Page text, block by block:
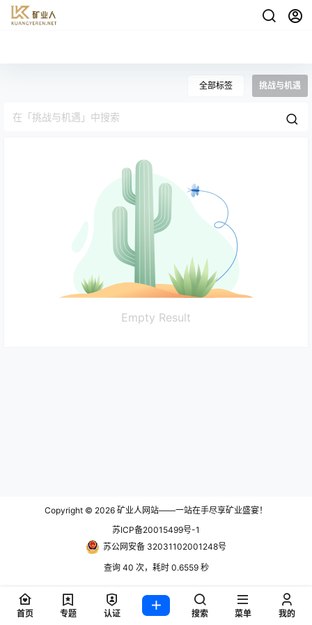
全部标签 挑战与机遇
Empty Result
Copyright © 2026 矿业人网站——一站在手尽享矿业盛宴！
苏ICP备20015499号-1
苏公网安备 32031102001248号
查询 40 次，耗时 0.6559 秒
首页 专题 认证 搜索 菜单 我的